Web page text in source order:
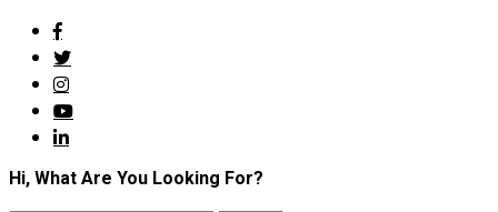
Hi, What Are You Looking For?